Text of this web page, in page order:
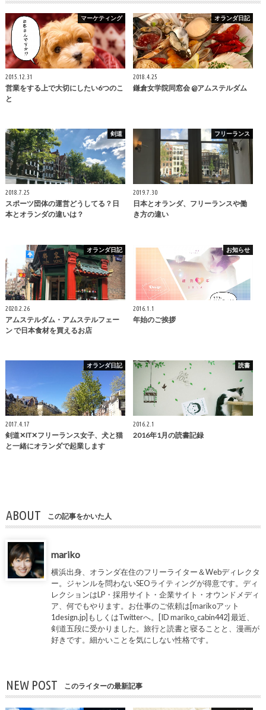
マーケティング
2015.12.31
営業をする上で大切にしたい6つのこ
と
オランダ日記
2018.4.25
鎌倉女学院同窓会 @アムステルダム
剣道
2018.7.25
スポーツ団体の運営どうしてる？日
本とオランダの違いは？
フリーランス
2019.7.30
日本とオランダ、フリーランスや働
き方の違い
オランダ日記
2020.2.26
アムステルダム・アムステルフェー
ン で日本食材を買えるお店
お知らせ
2016.1.1
年始のご挨拶
オランダ日記
2017.4.17
剣道✕IT✕フリーランス女子、犬と猫
と一緒にオランダで起業します
読書
2016.2.1
2016年1月の読書記録
ABOUT この記事をかいた人
mariko
横浜出身、オランダ在住のフリーライター＆Webディレクタ
ー。ジャンルを問わないSEOライティングが得意です。ディ
レクションはLP・採用サイト・企業サイト・オウンドメディ
ア、何でもやります。お仕事のご依頼は[marikoアット
1design.jp]もしくはTwitterへ。[ID mariko_cabin442] 最近、
剣道五段に受かりました。旅行と読書と寝ることと、漫画が
好きです。細かいことを気にしない性格です。
NEW POST このライターの最新記事